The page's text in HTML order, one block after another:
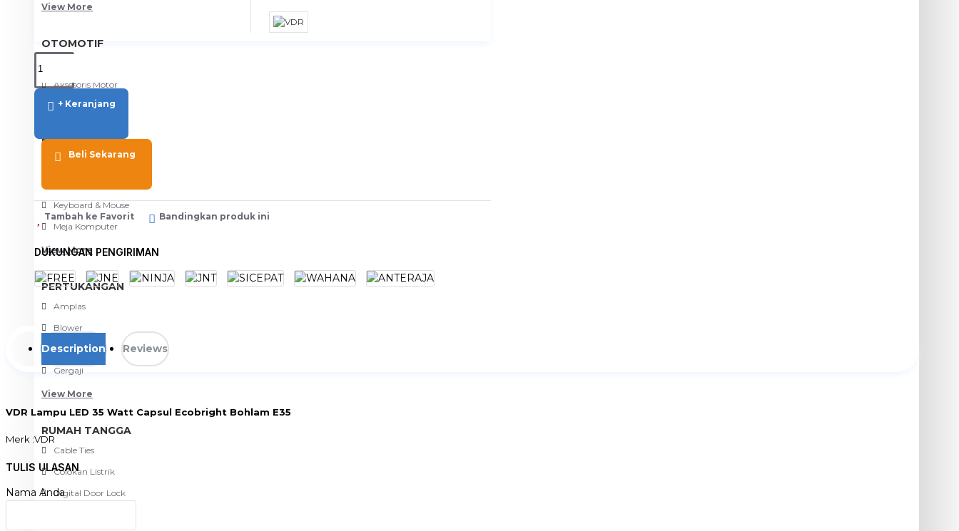
View More
OTOMOTIF
Aksesoris Motor
Jet Cleaner
PC PERIPHERAL
Aksesoris Komputer
Keyboard & Mouse
Meja Komputer
View More
PERTUKANGAN
Amplas
Blower
Bor
Gergaji
View More
RUMAH TANGGA
Cable Ties
Colokan Listrik
Digital Door Lock
+ Keranjang
Beli Sekarang
Tambah ke Favorit Bandingkan produk ini
DUKUNGAN PENGIRIMAN
Description Reviews
VDR Lampu LED 35 Watt Capsul Ecobright Bohlam E35
Merk :VDR
Lampu LED Super Terang
Daya : E35
Voltase: AC 150 - 250 V
TULIS ULASAN
Nama Anda